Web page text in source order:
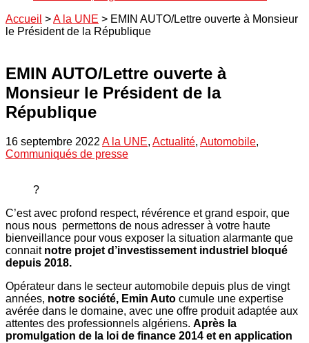
Accueil >A la UNE > EMIN AUTO/Lettre ouverte à Monsieur
le Président de la République
EMIN AUTO/Lettre ouverte à
Monsieur le Président de la
République
16 septembre 2022 A la UNE, Actualité, Automobile,
Communiqués de presse
?
C’est avec profond respect, révérence et grand espoir, que
nous nous permettons de nous adresser à votre haute
bienveillance pour vous exposer la situation alarmante que
connait notre projet d’investissement industriel bloqué
depuis 2018.
Opérateur dans le secteur automobile depuis plus de vingt
années, notre société, Emin Auto cumule une expertise
avérée dans le domaine, avec une offre produit adaptée aux
attentes des professionnels algériens. Après la
promulgation de la loi de finance 2014 et en application